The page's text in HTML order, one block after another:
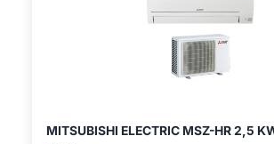
MITSUBISHI ELECTRIC MSZ-HR 2,5